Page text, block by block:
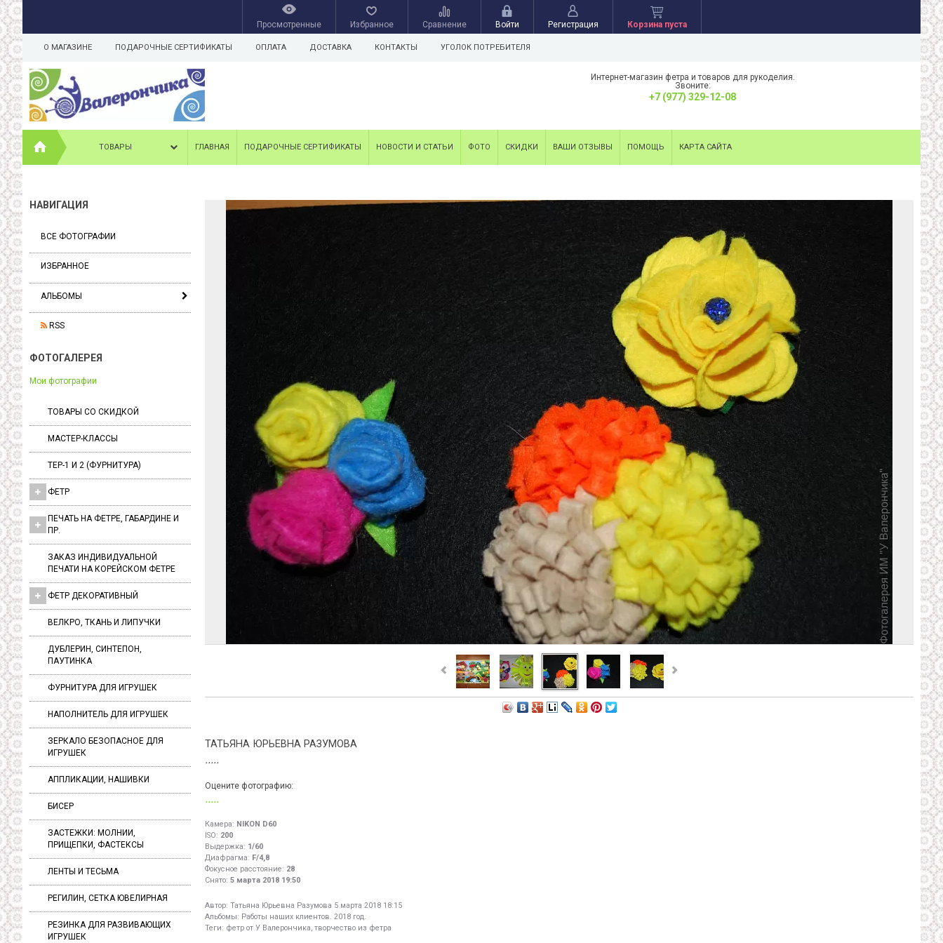
Просмотренные Избранное Сравнение Войти Регистрация Корзина пуста
О МАГАЗИНЕ ПОДАРОЧНЫЕ СЕРТИФИКАТЫ ОПЛАТА ДОСТАВКА КОНТАКТЫ УГОЛОК ПОТРЕБИТЕЛЯ
Интернет-магазин фетра и товаров для рукоделия.
Звоните:
+7 (977) 329-12-08
ТОВАРЫ ГЛАВНАЯ ПОДАРОЧНЫЕ СЕРТИФИКАТЫ НОВОСТИ И СТАТЬИ ФОТО СКИДКИ ВАШИ ОТЗЫВЫ ПОМОЩЬ КАРТА САЙТА
НАВИГАЦИЯ
ВСЕ ФОТОГРАФИИ
ИЗБРАННОЕ
АЛЬБОМЫ
RSS
ФОТОГАЛЕРЕЯ
Мои фотографии
ТОВАРЫ СО СКИДКОЙ
МАСТЕР-КЛАССЫ
ТЕР-1 И 2 (ФУРНИТУРА)
ФЕТР
ПЕЧАТЬ НА ФЕТРЕ, ГАБАРДИНЕ И
ПР.
ЗАКАЗ ИНДИВИДУАЛЬНОЙ
ПЕЧАТИ НА КОРЕЙСКОМ ФЕТРЕ
ФЕТР ДЕКОРАТИВНЫЙ
ВЕЛКРО, ТКАНЬ И ЛИПУЧКИ
ДУБЛЕРИН, СИНТЕПОН,
ПАУТИНКА
ФУРНИТУРА ДЛЯ ИГРУШЕК
НАПОЛНИТЕЛЬ ДЛЯ ИГРУШЕК
ЗЕРКАЛО БЕЗОПАСНОЕ ДЛЯ
ИГРУШЕК
АППЛИКАЦИИ, НАШИВКИ
БИСЕР
ЗАСТЕЖКИ: МОЛНИИ,
ПРИЩЕПКИ, ФАСТЕКСЫ
ЛЕНТЫ И ТЕСЬМА
РЕГИЛИН, СЕТКА ЮВЕЛИРНАЯ
РЕЗИНКА ДЛЯ РАЗВИВАЮЩИХ
ИГРУШЕК
ТАТЬЯНА ЮРЬЕВНА РАЗУМОВА
Оцените фотографию:
Камера: NIKON D60
ISO: 200
Выдержка: 1/60
Диафрагма: F/4,8
Фокусное расстояние: 28
Снято: 5 марта 2018 19:50
Автор: Татьяна Юрьевна Разумова 5 марта 2018 18:15
Альбомы: Работы наших клиентов. 2018 год.
Теги: фетр от У Валерончика, творчество из фетра